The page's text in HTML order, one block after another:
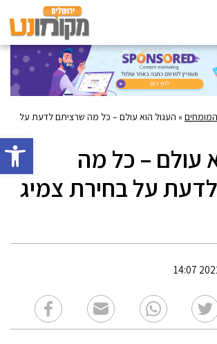
פתח
» העגול הוא עולם – כל מה שרציתם לדעת על
עולם – כל מה
על בחירת צמיג